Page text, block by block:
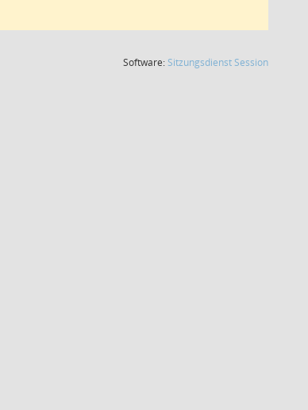
Software: Sitzungsdienst Session(Wird in